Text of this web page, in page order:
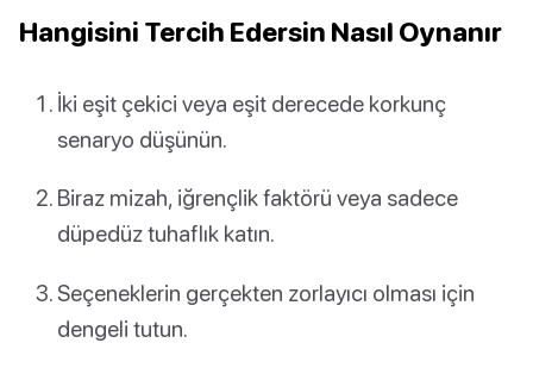
Hangisini Tercih Edersin Nasıl Oynanır
İki eşit çekici veya eşit derecede korkunç
senaryo düşünün.
Biraz mizah, iğrençlik faktörü veya sadece
düpedüz tuhaflık katın.
Seçeneklerin gerçekten zorlayıcı olması için
dengeli tutun.